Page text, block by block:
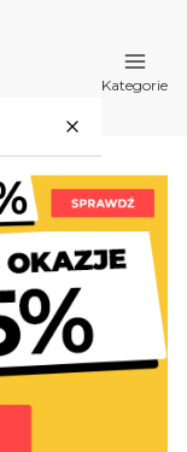
Kategorie